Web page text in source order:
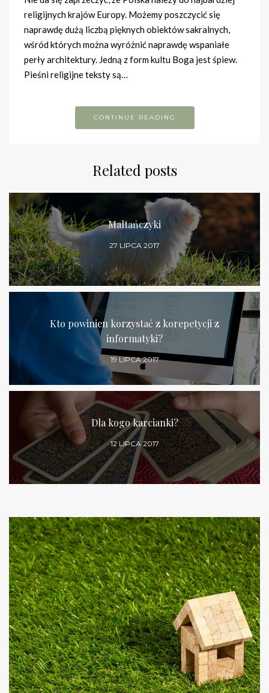
religijnych krajów Europy. Możemy poszczycić się
naprawdę dużą liczbą pięknych obiektów sakralnych,
wśród których można wyróżnić naprawdę wspaniałe
perły architektury. Jedną z form kultu Boga jest śpiew.
Pieśni religijne teksty są…
CONTINUE READING
Related posts
Maltańczyki
27 LIPCA 2017
Kto powinien korzystać z korepetycji z
informatyki?
19 LIPCA 2017
Dla kogo karcianki?
12 LIPCA 2017